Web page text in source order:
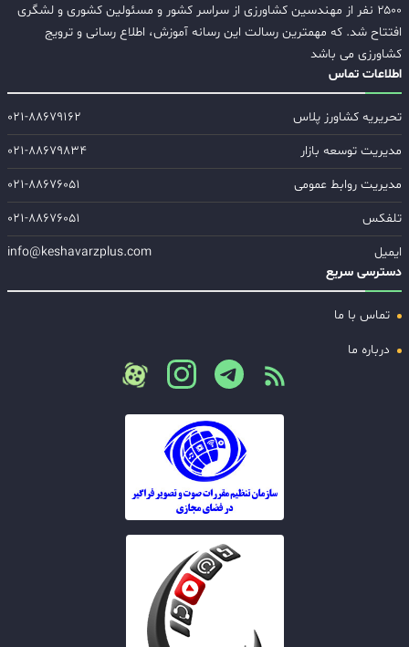
۲۵۰۰ نفر از مهندسین کشاورزی از سراسر کشور و مسئولین کشوری و لشگری
افتتاح شد. که مهمترین رسالت این رسانه آموزش، اطلاع رسانی و ترویج
کشاورزی می باشد
اطلاعات تماس
تحریریه کشاورز پلاس
۰۲۱-۸۸۶۷۹۱۶۲
مدیریت توسعه بازار
۰۲۱-۸۸۶۷۹۸۳۴
مدیریت روابط عمومی
۰۲۱-۸۸۶۷۶۰۵۱
تلفکس
۰۲۱-۸۸۶۷۶۰۵۱
ایمیل
info@keshavarzplus.com
دسترسی سریع
تماس با ما
درباره ما